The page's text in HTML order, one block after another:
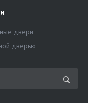
двери
дверью